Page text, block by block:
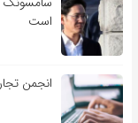
است
انجمن